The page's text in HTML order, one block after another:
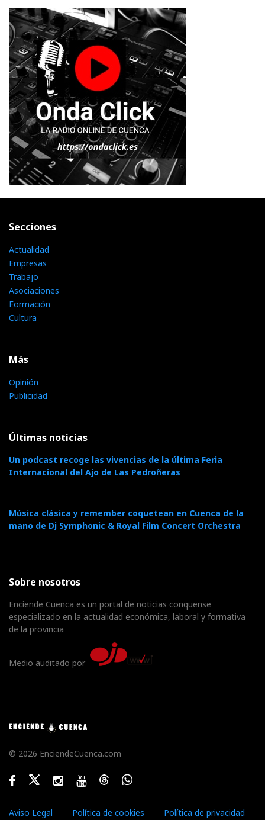
Secciones
Actualidad
Empresas
Trabajo
Asociaciones
Formación
Cultura
Más
Opinión
Publicidad
Últimas noticias
Un podcast recoge las vivencias de la última Feria
Internacional del Ajo de Las Pedroñeras
Música clásica y remember coquetean en Cuenca de la
mano de Dj Symphonic & Royal Film Concert Orchestra
Sobre nosotros
Enciende Cuenca es un portal de noticias conquense
especializado en la actualidad económica, laboral y formativa
de la provincia
Medio auditado por
© 2026 EnciendeCuenca.com
FacebookTwitterInstagramYoutubeThreadsWhatsApp
Aviso Legal Política de cookies Política de privacidad